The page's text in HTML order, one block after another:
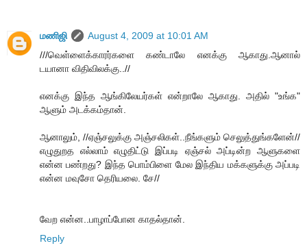
மணிஜி
August 4, 2009 at 10:01 AM
///வெள்ளைக்காரர்களை கண்டாலே எனக்கு ஆகாது.ஆனால்
டயானா விதிவிலக்கு..//
எனக்கு இந்த ஆங்கிலேயர்கள் என்றாலே ஆகாது. அதில் "உங்க"
ஆளும் அடக்கம்தான்.
ஆனாலும், //ஏஞ்சலுக்கு அஞ்சலிகள்..நீங்களும் செலுத்துங்களேன்//
எழுதுறத எல்லாம் எழுதிட்டு இப்படி ஏஞ்சல் அப்டின்ற ஆளுகளை
என்ன பண்றது? இந்த பொம்பிளை மேல இந்திய மக்களுக்கு அப்படி
என்ன மவுசோ தெரியலை. சே//
வேற என்ன..பாழாப்போன காதல்தான்.
Reply